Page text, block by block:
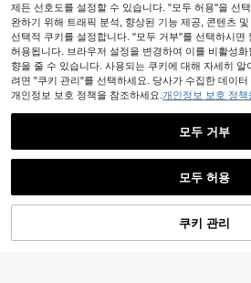
30% 할인! 장
제든 선호도를 설정할 수 있습니다. "모두 허용"을 선
완하기 위해 트래픽 분석, 향상된 기능 제공, 콘텐츠
선택적 쿠키를 설정합니다. "모두 거부"를 선택하시면
허용됩니다. 브라우저 설정을 변경하여 이를 비활성
향을 줄 수 있습니다. 사용되는 쿠키에 대해 자세히
려면 "쿠키 관리"를 선택하세요. 당사가 수집한 데이
개인정보 보호 정책을 참조하세요. 개인정보 보호 정책
모두 거부
모두 허용
쿠키 관리